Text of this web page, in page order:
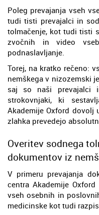
Poleg prevajanja vseh
tudi tisti prevajalci in
tolmačenje, kot tudi tisti
zvočnih in video
podnaslavljanje.
Torej, na kratko rečeno:
nemškega v nizozemski
saj so naši prevajalci
strokovnjaki, ki
Akademije Oxford dovolj
zlahka prevedejo
Overitev sodnega
dokumentov iz
V primeru prevajanja
centra Akademije
vseh osebnih in
medicinske kot tudi